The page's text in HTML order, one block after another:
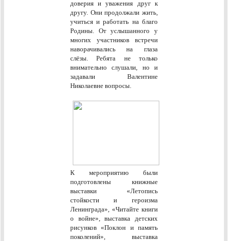
доверия и уважения друг к
другу. Они продолжали жить,
учиться и работать на благо
Родины. От услышанного у
многих участников встречи
наворачивались на глаза
слёзы. Ребята не только
внимательно слушали, но и
задавали Валентине
Николаевне вопросы.
К мероприятию были
подготовлены книжные
выставки «Летопись
стойкости и героизма
Ленинграда», «Читайте книги
о войне», выставка детских
рисунков «Поклон и память
поколений», выставка